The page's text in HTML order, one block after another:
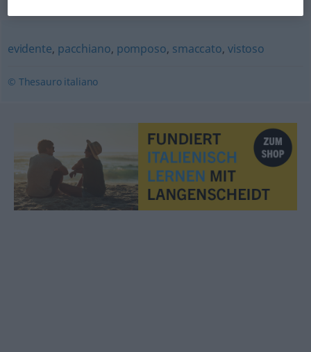
evidente, pacchiano, pomposo, smaccato, vistoso
© Thesauro italiano